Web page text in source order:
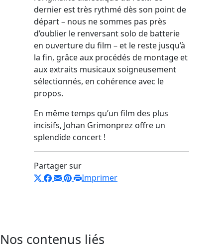
dernier est très rythmé dès son point de
départ – nous ne sommes pas près
d’oublier le renversant solo de batterie
en ouverture du film – et le reste jusqu’à
la fin, grâce aux procédés de montage et
aux extraits musicaux soigneusement
sélectionnés, en cohérence avec le
propos.
En même temps qu’un film des plus
incisifs, Johan Grimonprez offre un
splendide concert !
Partager sur
Imprimer
Nos contenus liés